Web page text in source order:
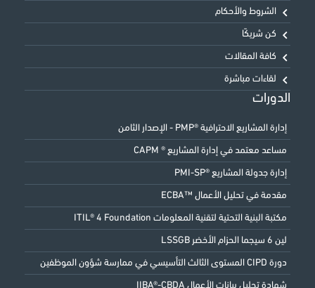
الشروط والأحكام
كن شريكًا
كافة المقالات
لقاءات مباشرة
الدورات
إدارة المشاريع الاحترافية ®PMP - الإصدار الثامن
مساعد معتمد في إدارة المشاريع ® CAPM
إدارة جدولة المشاريع ®PMI-SP
مقدمة في تحليل الأعمال ™ECBA
مكتبة البنية التحتية لتقنية المعلومات ITIL® 4 Foundation
لين 6 سيجما الحزام الأخضر LSSGB
دورة CIPD المستوى الثالث التأسيسي في ممارسة شؤون الموظفين
شهادة تحليل بيانات الأعمال IIBA®-CBDA